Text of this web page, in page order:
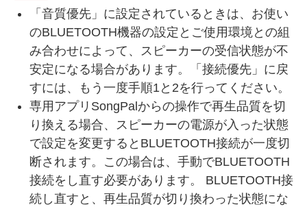
「音質優先」に設定されているときは、お使い
のBLUETOOTH機器の設定とご使用環境との組
み合わせによって、スピーカーの受信状態が不
安定になる場合があります。「接続優先」に戻
すには、もう一度手順1と2を行ってください。
専用アプリSongPalからの操作で再生品質を切
り換える場合、スピーカーの電源が入った状態
で設定を変更するとBLUETOOTH接続が一度切
断されます。この場合は、手動でBLUETOOTH
接続をし直す必要があります。 BLUETOOTH接
続し直すと、再生品質が切り換わった状態にな